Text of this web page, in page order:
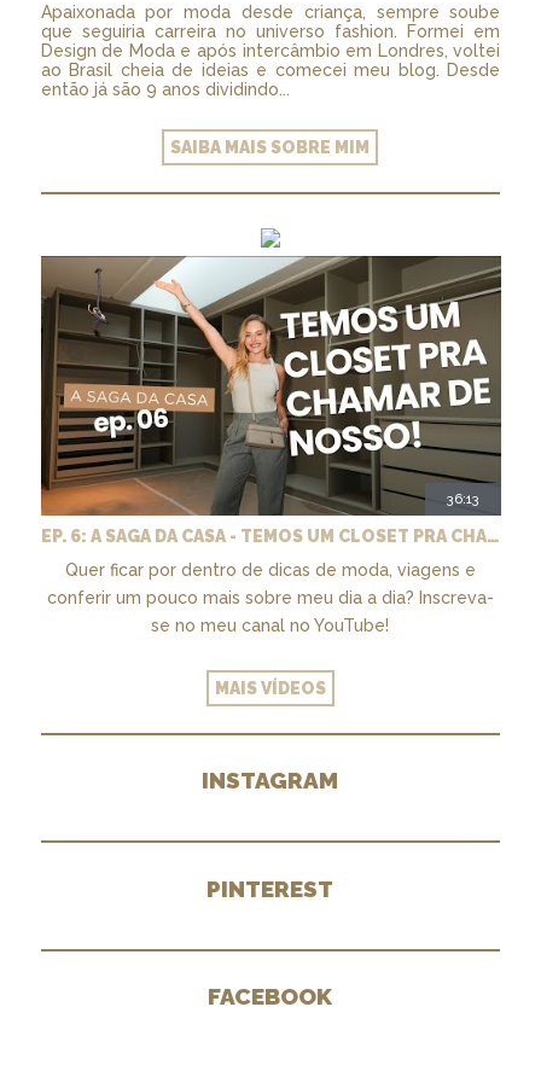
Apaixonada por moda desde criança, sempre soube
que seguiria carreira no universo fashion. Formei em
Design de Moda e após intercâmbio em Londres, voltei
ao Brasil cheia de ideias e comecei meu blog. Desde
então já são 9 anos dividindo...
SAIBA MAIS SOBRE MIM
36:13
EP. 6: A SAGA DA CASA - TEMOS UM CLOSET PRA CHAMAR DE NOSSO + MARCENARIA E PAISAGISMO
Quer ficar por dentro de dicas de moda, viagens e
conferir um pouco mais sobre meu dia a dia? Inscreva-
se no meu canal no YouTube!
MAIS VÍDEOS
INSTAGRAM
PINTEREST
FACEBOOK